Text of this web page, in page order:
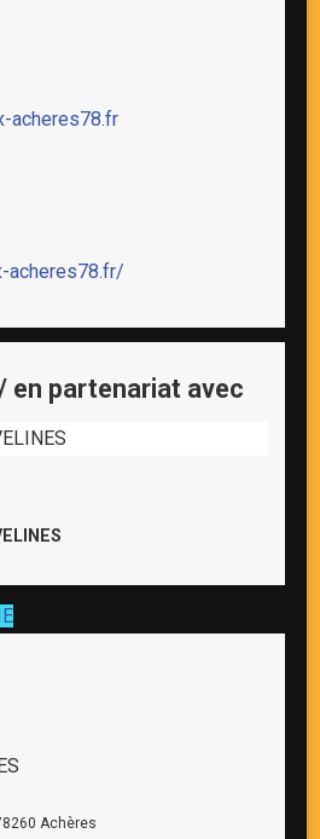
acheres78.fr
acheres78.fr/
en partenariat avec
Achères